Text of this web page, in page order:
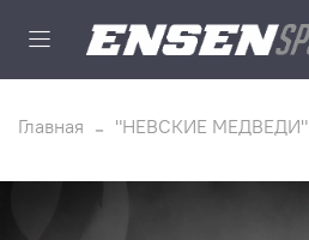
Главная "НЕВСКИЕ МЕДВЕДИ"